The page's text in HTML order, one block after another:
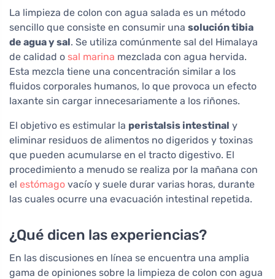
La limpieza de colon con agua salada es un método
sencillo que consiste en consumir una solución tibia
de agua y sal. Se utiliza comúnmente sal del Himalaya
de calidad o sal marina mezclada con agua hervida.
Esta mezcla tiene una concentración similar a los
fluidos corporales humanos, lo que provoca un efecto
laxante sin cargar innecesariamente a los riñones.
El objetivo es estimular la peristalsis intestinal y
eliminar residuos de alimentos no digeridos y toxinas
que pueden acumularse en el tracto digestivo. El
procedimiento a menudo se realiza por la mañana con
el estómago vacío y suele durar varias horas, durante
las cuales ocurre una evacuación intestinal repetida.
¿Qué dicen las experiencias?
En las discusiones en línea se encuentra una amplia
gama de opiniones sobre la limpieza de colon con agua